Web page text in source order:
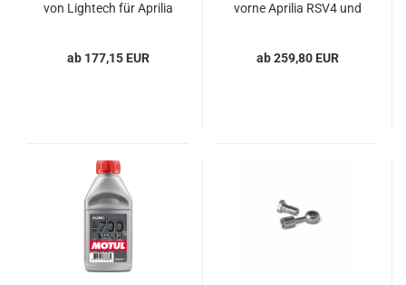
von Lightech für Aprilia
ab 177,15 EUR
vorne Aprilia RSV4 und
ab 259,80 EUR